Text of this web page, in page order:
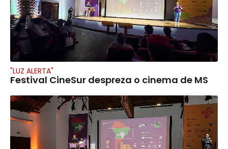
"LUZ ALERTA"
Festival CineSur despreza o cinema de MS